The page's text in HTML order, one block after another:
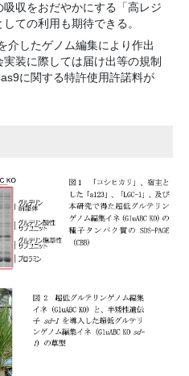
収をおだやかにする「高レジ
ての利用も期待できる。
介したゲノム編集により作出
装に際しては届け出等の規制
に関する特許使用許諾料が